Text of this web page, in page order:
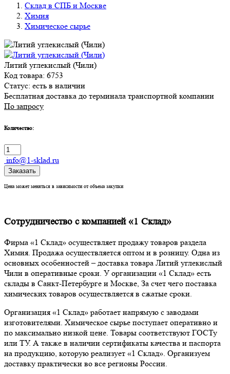
Склад в СПБ и Москве
Химия
Химическое сырье
Литий углекислый (Чили)
Код товара: 6753
Статус: есть в наличии
Бесплатная доставка до терминала транспортной компании
По запросу
Количество:
info@1-sklad.ru
Заказать
Цена может меняться в зависимости от объема закупки
Сотрудничество с компанией «1 Склад»
Фирма «1 Склад» осуществляет продажу товаров раздела
Химия. Продажа осуществляется оптом и в розницу. Одна из
основных особенностей – доставка товара Литий углекислый
Чили в оперативные сроки. У организации «1 Склад» есть
склады в Санкт-Петербурге и Москве, За счет чего поставка
химических товаров осуществляется в сжатые сроки.
Организация «1 Склад» работает напрямую с заводами
изготовителями. Химическое сырье поступает оперативно и
по максимально низкой цене. Товары соответствуют ГОСТу
или ТУ. А также в наличии сертификаты качества и паспорта
на продукцию, которую реализует «1 Склад». Организуем
доставку практически во все регионы России.